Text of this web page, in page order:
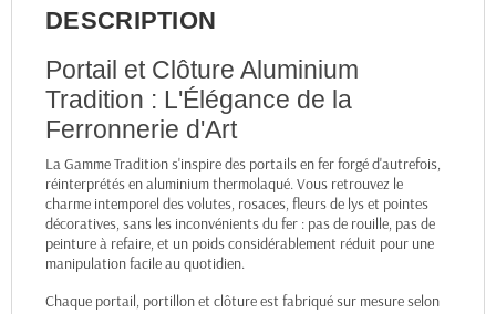
DESCRIPTION
Portail et Clôture Aluminium
Tradition : L'Élégance de la
Ferronnerie d'Art
La Gamme Tradition s'inspire des portails en fer forgé d'autrefois,
réinterprétés en aluminium thermolaqué. Vous retrouvez le
charme intemporel des volutes, rosaces, fleurs de lys et pointes
décoratives, sans les inconvénients du fer : pas de rouille, pas de
peinture à refaire, et un poids considérablement réduit pour une
manipulation facile au quotidien.
Chaque portail, portillon et clôture est fabriqué sur mesure selon